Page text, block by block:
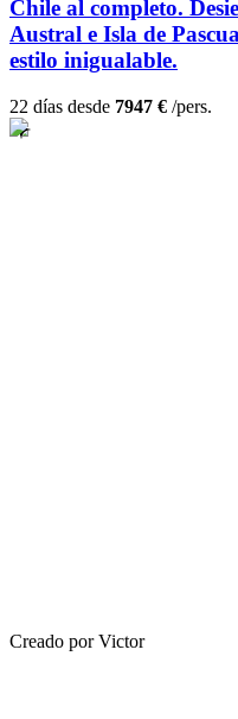
Chile al completo.
Austral e Isla de
estilo inigualable.
22 días desde 7947 € /pers.
Creado por Victor